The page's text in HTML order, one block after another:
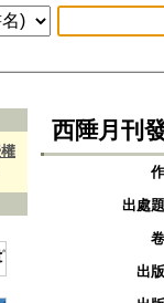
西陲月刊
出處
出